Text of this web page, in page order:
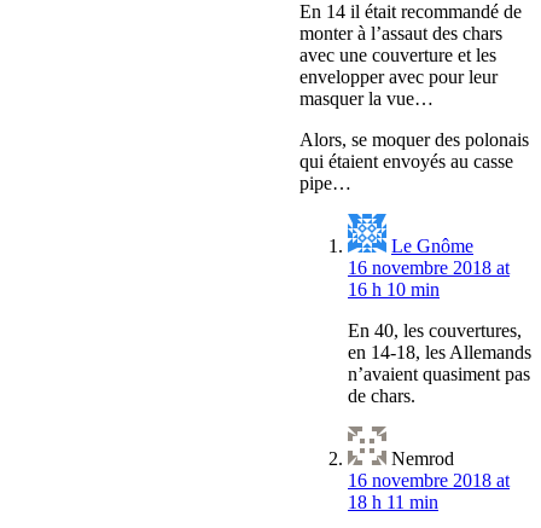
En 14 il était recommandé de
monter à l’assaut des chars
avec une couverture et les
envelopper avec pour leur
masquer la vue…
Alors, se moquer des polonais
qui étaient envoyés au casse
pipe…
Le Gnôme
16 novembre 2018 at
16 h 10 min
En 40, les couvertures,
en 14-18, les Allemands
n’avaient quasiment pas
de chars.
Nemrod
16 novembre 2018 at
18 h 11 min